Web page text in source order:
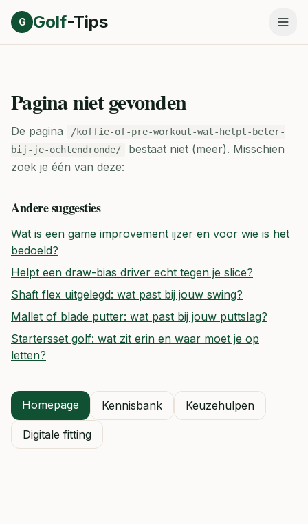
Direct naar inhoud
G Golf-Tips
Pagina niet gevonden
De pagina
/koffie-of-pre-workout-wat-helpt-beter-
bij-je-ochtendronde/
bestaat niet (meer). Misschien
zoek je één van deze:
Andere suggesties
Wat is een game improvement ijzer en voor wie is het
bedoeld?
Helpt een draw-bias driver echt tegen je slice?
Shaft flex uitgelegd: wat past bij jouw swing?
Mallet of blade putter: wat past bij jouw puttslag?
Startersset golf: wat zit erin en waar moet je op
letten?
Homepage Kennisbank Keuzehulpen
Digitale fitting